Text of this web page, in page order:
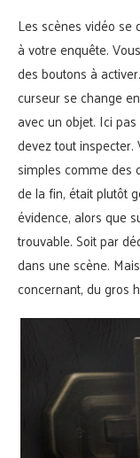
Les scènes vidéo
à votre enquête.
des boutons à
curseur se change
avec un objet. Ici
devez tout
simples comme des
de la fin, était plutôt
évidence, alors que
trouvable. Soit par
dans une scène.
concernant, du gros